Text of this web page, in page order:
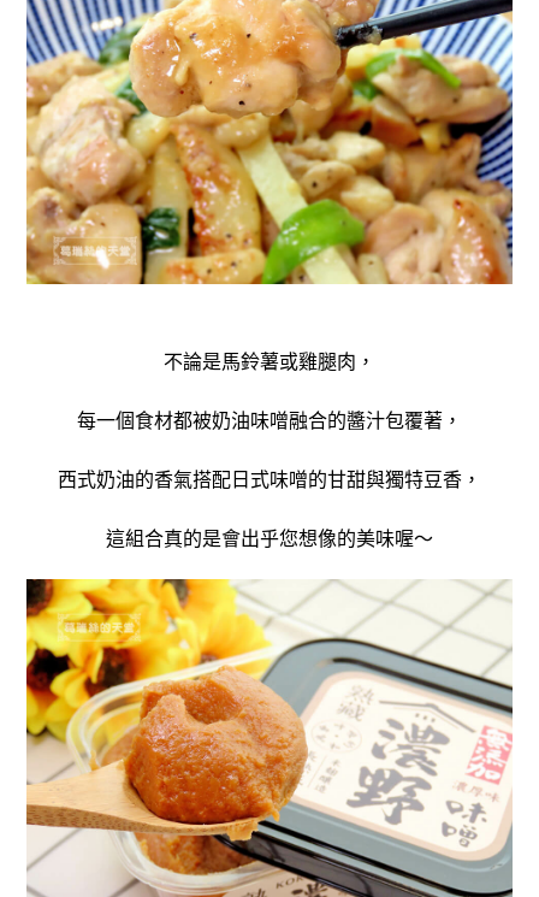
不論是馬鈴薯或雞腿肉，
每一個食材都被奶油味噌融合的醬汁包覆著，
西式奶油的香氣搭配日式味噌的甘甜與獨特豆香，
這組合真的是會出乎您想像的美味喔～